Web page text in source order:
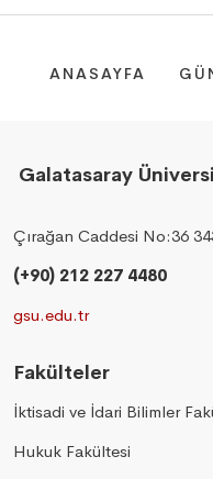
ANASAYFA
Galatasaray
Çırağan Caddesi No:36
(+90) 212 227 4480
gsu.edu.tr
Fakülteler
İktisadi ve İdari Bilimler
Hukuk Fakültesi